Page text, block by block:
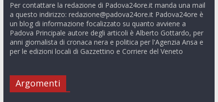
Per contattare la redazione di Padova24ore.it manda una mail
a questo indirizzo: redazione@padova24ore.itPadova24ore è
un blog di informazione focalizzato su quanto avviene a
Padova Principale autore degli articoli è Alberto Gottardo, per
anni giornalista di cronaca nera e politica per l'Agenzia Ansa e
per le edizioni locali di Gazzettino e Corriere del Veneto
Argomenti